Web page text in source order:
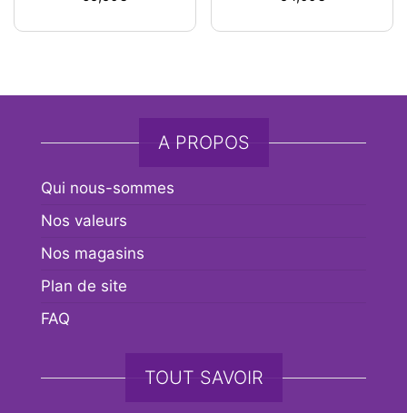
A PROPOS
Qui nous-sommes
Nos valeurs
Nos magasins
Plan de site
FAQ
TOUT SAVOIR